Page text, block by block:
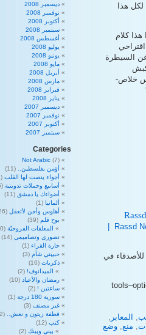
هذا
كلام
السيطرة
خلاص-
في
, المعابر ,
, منع,وضع
ديسمبر 2008
نوفمبر 2008
أكتوبر 2008
سبتمبر 2008
أغسطس 2008
يوليو 2008
يونيو 2008
مايو 2008
أبريل 2008
مارس 2008
فبراير 2008
يناير 2008
ديسمبر 2007
نوفمبر 2007
أكتوبر 2007
سبتمبر 2007
Categories
Not Arabic (7)
أؤمن بفلسطين..
(11)
أجواء ينصت لها القلب (4)
أسابيع وحملات تدوينية (15)
أضواءك يا دمشق (11)
ألمانيا (1)
أهلوس وأجن لأتعقل (26)
بوح قلم (39)
المعلقات الفروحيّة (10)
تصوري وتصاميمي (14)
حارة القراء (1)
حبيبتي شآم (3)
ذكريات (16)
الميدانوف! (2)
رمضان والأعياد (10)
ساعتين ! (2)
سورية 180 درجة
(1)
غير مصنف (3)
قطفة زيتون و نعش..
(2)
كتب (12)
بيني وبينك (2)